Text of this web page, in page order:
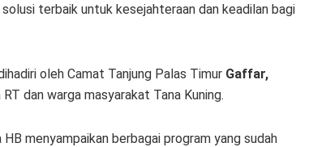
terbaik untuk kesejahteraan dan keadilan bagi
oleh Camat Tanjung Palas Timur Gaffar,
dan warga masyarakat Tana Kuning.
menyampaikan berbagai program yang sudah